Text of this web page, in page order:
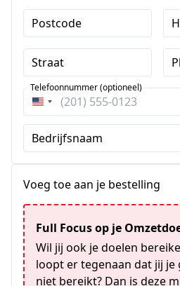
Postcode
Straat
Verenigde
Staten
+1
Telefoonnummer (optioneel)
Bedrijfsnaam
Voeg toe aan je bestelling
Full Focus op je
Wil jij ook je doelen
loopt er tegenaan dat jij je
niet bereikt? Dan is deze